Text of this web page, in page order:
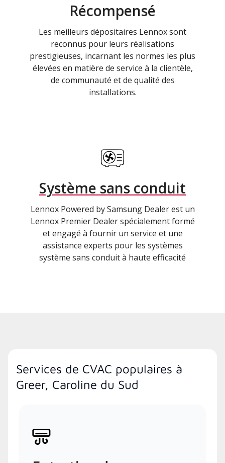
Récompensé
Les meilleurs dépositaires Lennox sont
reconnus pour leurs réalisations
prestigieuses, incarnant les normes les plus
élevées en matière de service à la clientèle,
de communauté et de qualité des
installations.
Système sans conduit
Lennox Powered by Samsung Dealer est un
Lennox Premier Dealer spécialement formé
et engagé à fournir un service et une
assistance experts pour les systèmes
système sans conduit à haute efficacité
Services de CVAC populaires à
Greer, Caroline du Sud